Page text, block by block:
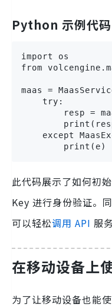
Python 示例代码
import os
from
maas =
    try:
resp =
except
        print(e)
此代码展示了如何初
Key 进行身份验证。
可以轻松调用 API 服
在移动设备上
为了让移动设备也能